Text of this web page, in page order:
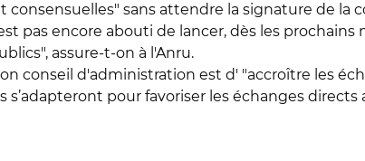
consensuelles" sans attendre la signature de
pas encore abouti de lancer, dès les
assure-t-on à l'Anru.
conseil d'administration est d' "accroître les
s’adapteront pour favoriser les échanges